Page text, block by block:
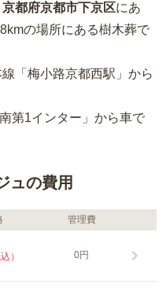
京都府京都市下京区にあ
の場所にある樹木葬で
線「梅小路京都西駅」から
第1インター」から車で
ュの費用
管理費
） 0円